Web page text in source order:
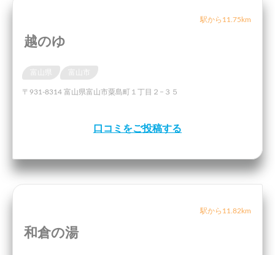
駅から11.75km
越のゆ
〒931-8314 富山県富山市粟島町１丁目２−３５
口コミをご投稿する
駅から11.82km
和倉の湯